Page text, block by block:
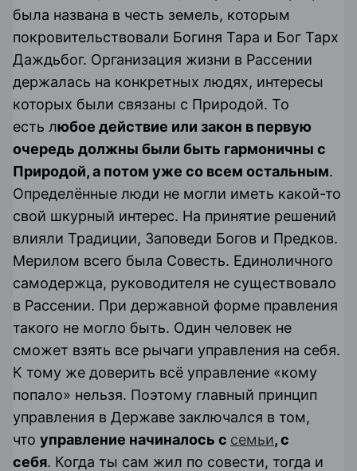
была названа в честь земель, которым
покровительствовали Богиня Тара и Бог Тарх
Даждьбог. Организация жизни в Рассении
держалась на конкретных людях, интересы
которых были связаны с Природой. То
есть любое действие или закон в первую
очередь должны были быть гармоничны с
Природой, а потом уже со всем остальным.
Определённые люди не могли иметь какой-то
свой шкурный интерес. На принятие решений
влияли Традиции, Заповеди Богов и Предков.
Мерилом всего была Совесть. Единоличного
самодержца, руководителя не существовало
в Рассении. При державной форме правления
такого не могло быть. Один человек не
сможет взять все рычаги управления на себя.
К тому же доверить всё управление «кому
попало» нельзя. Поэтому главный принцип
управления в Державе заключался в том,
что управление начиналось с семьи, с
себя. Когда ты сам жил по совести, тогда и